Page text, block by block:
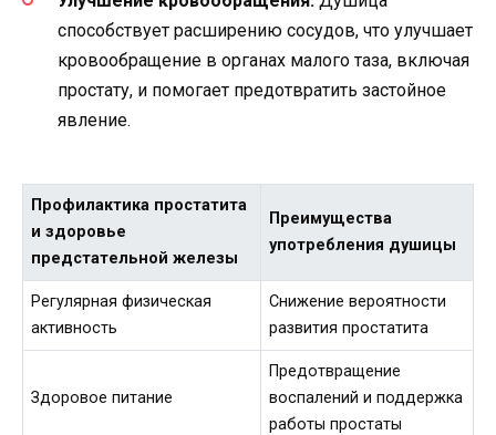
способствует расширению сосудов, что улучшает
кровообращение в органах малого таза, включая
простату, и помогает предотвратить застойное
явление.
Профилактика простатита
и здоровье
предстательной железы
Преимущества
употребления душицы
Регулярная физическая
активность
Снижение вероятности
развития простатита
Здоровое питание
Предотвращение
воспалений и поддержка
работы простаты